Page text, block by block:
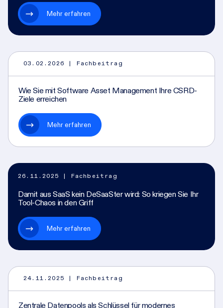
Mehr erfahren
03.02.2026 | Fachbeitrag
Wie Sie mit Software Asset Management Ihre CSRD-
Ziele erreichen
Mehr erfahren
26.11.2025 | Fachbeitrag
Damit aus SaaS kein DeSaaSter wird: So kriegen Sie Ihr
Tool-Chaos in den Griff
Mehr erfahren
24.11.2025 | Fachbeitrag
Zentrale Datenpools als Schlüssel für modernes